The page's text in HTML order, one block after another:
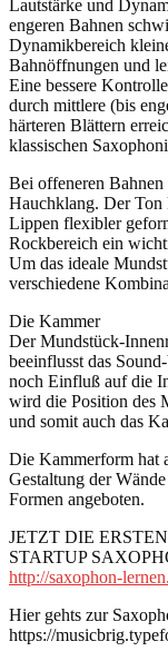
Lautstärke und
engeren Bahnen
Dynamikbereich
Bahnöffnungen und
Eine bessere
durch mittlere (bis
härteren Blättern
klassischen
Bei offeneren
Hauchklang. Der Ton
Lippen flexibler
Rockbereich ein
Um das ideale
verschiedene
Die Kammer
Der Mundstück-
beeinflusst das
noch Einfluß auf die
wird die Position des
und somit auch das
Die Kammerform hat
Gestaltung der
Formen angeboten.
JETZT DIE
STARTUP
http://saxophon-
Hier gehts zur
https://